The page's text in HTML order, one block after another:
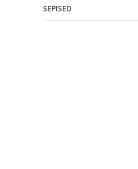
SEPISED